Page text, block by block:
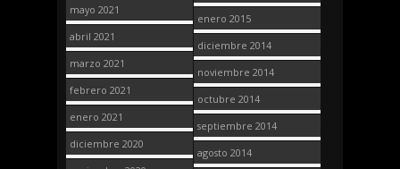
mayo 2021
abril 2021
marzo 2021
febrero 2021
enero 2021
diciembre 2020
enero 2015
diciembre 2014
noviembre 2014
octubre 2014
septiembre 2014
agosto 2014